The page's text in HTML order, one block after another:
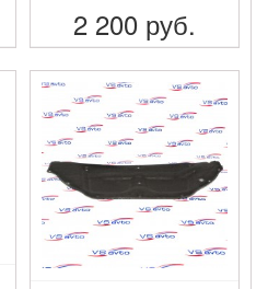
2 200 руб.
ПОДРОБНЕЕ